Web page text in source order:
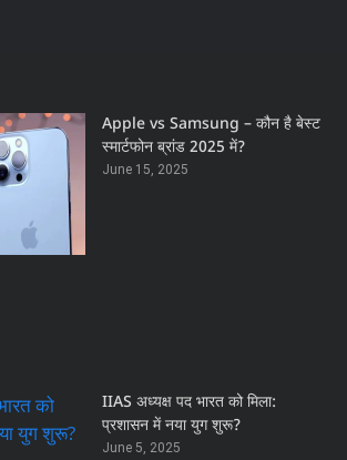
Apple vs Samsung – कौन है बेस्ट
स्मार्टफोन ब्रांड 2025 में?
June 15, 2025
IIAS अध्यक्ष पद भारत को मिला:
प्रशासन में नया युग शुरू?
June 5, 2025